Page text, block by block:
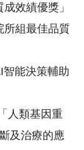
效績優獎」
所組最佳品質
能決策輔助
人類基因重
及治療的應